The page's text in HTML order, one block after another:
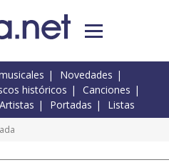
Novedades
históricos
Canciones
Artistas Portadas Listas